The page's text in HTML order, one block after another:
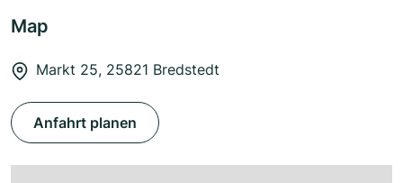
Map
Markt 25, 25821 Bredstedt
Anfahrt planen